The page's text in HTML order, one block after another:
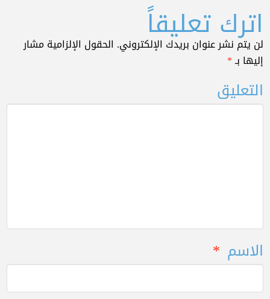
اترك تعليقاً
لن يتم نشر عنوان بريدك الإلكتروني. الحقول الإلزامية مشار
إليها بـ*
التعليق
الاسم *